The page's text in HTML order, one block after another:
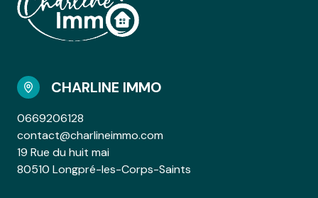
CHARLINE IMMO
0669206128
contact@charlineimmo.com
19 Rue du huit mai
80510 Longpré-les-Corps-Saints